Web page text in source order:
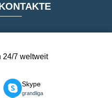
24/7 weltweit
Skype
grandliga